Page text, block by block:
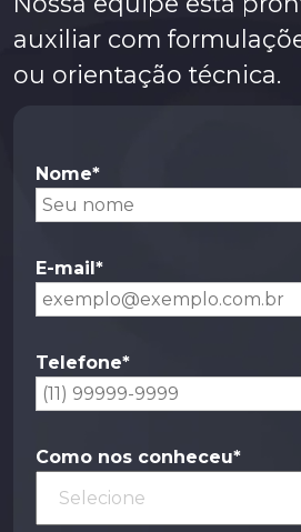
auxiliar com
ou orientação técnica.
Nome*
E-mail*
Telefone*
Como nos conheceu*